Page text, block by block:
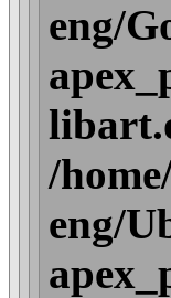
eng/
/
eng/